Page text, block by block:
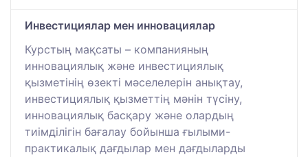
Инвестициялар мен инновациялар
Курстың мақсаты – компанияның
инновациялық және инвестициялық
қызметінің өзекті мәселелерін анықтау,
инвестициялық қызметтің мәнін түсіну,
инновациялық басқару және олардың
тиімділігін бағалау бойынша ғылыми-
практикалық дағдылар мен дағдыларды